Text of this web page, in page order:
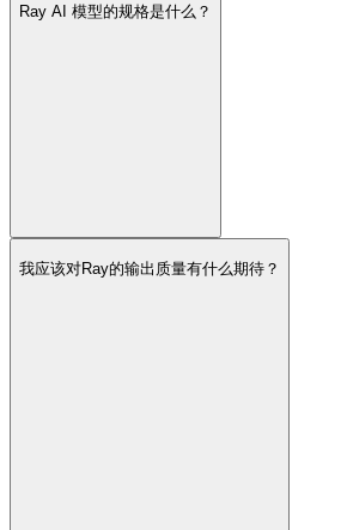
Ray AI 模型的规格是什么？
我应该对Ray的输出质量有什么期待？